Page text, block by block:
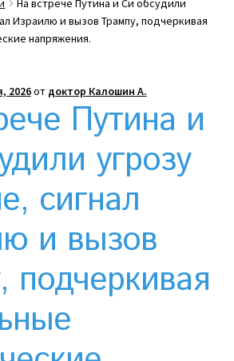
и Nikk.Agency
На встрече Путина и Си обсудили
Израилю и вызов Трампу, подчеркивая
напряжения.
2026от доктор Калошин А.
Путина и
угрозу
сигнал
и вызов
подчеркивая